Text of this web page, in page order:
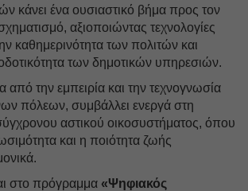
κάνει ένα ουσιαστικό βήμα προς τον
αξιοποιώντας τεχνολογίες
καθημερινότητα των πολιτών και
των δημοτικών υπηρεσιών.
την εμπειρία και την τεχνογνωσία
πόλεων, συμβάλλει ενεργά στη
αστικού οικοσυστήματος, όπου
και η ποιότητα ζωής
στο πρόγραμμα «Ψηφιακός